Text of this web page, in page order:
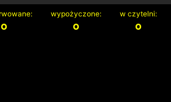
0
wypożyczone:
0
w czytelni:
0